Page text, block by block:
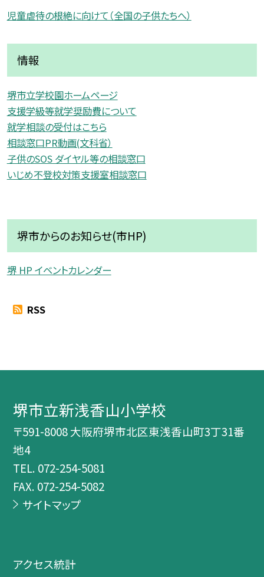
児童虐待の根絶に向けて（全国の子供たちへ）
情報
堺市立学校園ホームページ
支援学級等就学奨励費について
就学相談の受付はこちら
相談窓口PR動画(文科省）
子供のSOS ダイヤル等の相談窓口
いじめ不登校対策支援室相談窓口
堺市からのお知らせ(市HP)
堺 HP イベントカレンダー
RSS
堺市立新浅香山小学校
〒591-8008 大阪府堺市北区東浅香山町3丁31番
地4
TEL. 072-254-5081
FAX. 072-254-5082
サイトマップ
アクセス統計